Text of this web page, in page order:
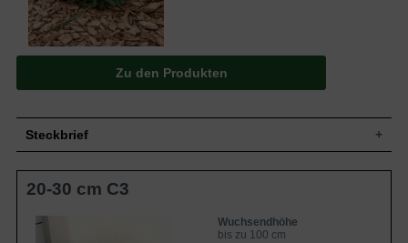
Zu den Produkten
Steckbrief
Zwergform, flach, geschlossen
kissenförmig bis kugelig, sehr dicht
breit, Jahreszuwachs 2 cm in die Höhe
und 3 cm in die Breite
20-30 cm C3
Wuchsendhöhe
bis zu 100 cm